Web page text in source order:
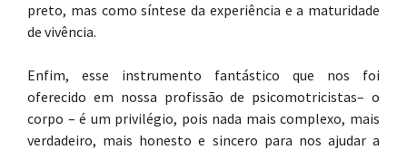
preto, mas como síntese da experiência e a maturidade
de vivência.
Enfim, esse instrumento fantástico que nos foi
oferecido em nossa profissão de psicomotricistas– o
corpo – é um privilégio, pois nada mais complexo, mais
verdadeiro, mais honesto e sincero para nos ajudar a